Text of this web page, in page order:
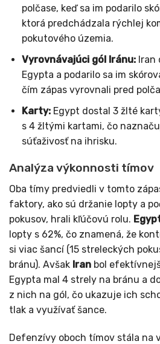
polčase, keď sa im podarilo
ktorá predchádzala rýchlej
pokutového územia.
Vyrovnávajúci gól Iránu:Iran
Egypta a podarilo sa im
čím zápas vyrovnali pred
Karty:Egypt dostal 3 žlté
s 4 žltými kartami, čo
súťaživosť na ihrisku.
Analýza výkonnosti tímov
Oba tímy predviedli v tomto
faktory, ako sú držanie lopty a
pokusov, hrali kľúčovú rolu.
lopty s 62%, čo znamená, že
si viac šancí (15 streleckých
bránu). Avšak Iran bol
Egypta mal 4 strely na bránu a
z nich na gól, čo ukazuje ich
tlak a využívať šance.
Defenzívy oboch tímov stála na